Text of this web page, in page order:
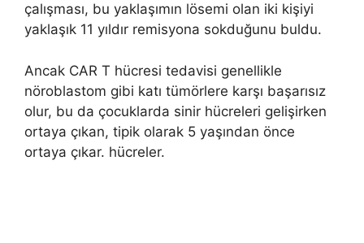
çalışması, bu yaklaşımın lösemi olan iki kişiyi
yaklaşık 11 yıldır remisyona sokduğunu buldu.
Ancak CAR T hücresi tedavisi genellikle
nöroblastom gibi katı tümörlere karşı başarısız
olur, bu da çocuklarda sinir hücreleri gelişirken
ortaya çıkan, tipik olarak 5 yaşından önce
ortaya çıkar. hücreler.